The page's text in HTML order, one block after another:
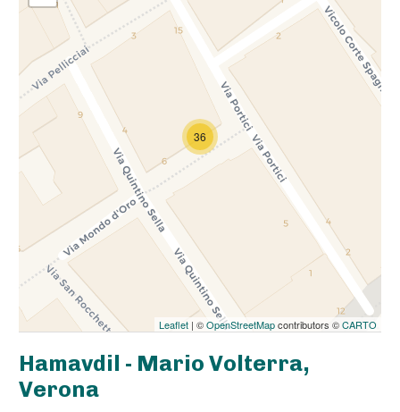
36
Leaflet | ©OpenStreetMapcontributors ©CARTO
Hamavdil - Mario Volterra,
Verona